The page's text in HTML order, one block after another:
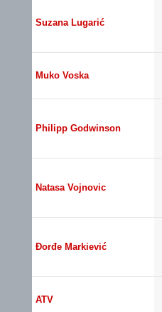
Suzana Lugarić
Muko Voska
Philipp Godwinson
Natasa Vojnovic
Đorđe Markiević
ATV